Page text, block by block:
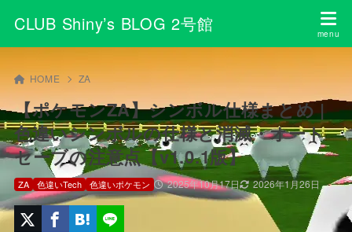
CLUB Shiny’s BLOG 2号館
HOME ZA
【ポケモンZA】シンボル仕様まとめ |
色違いシンボルの仕様と消滅・オート
セーブの注意点【v1.0.1版】
2025年10月17日 2026年1月26日
ZA 色違いTech 色違いポケモン